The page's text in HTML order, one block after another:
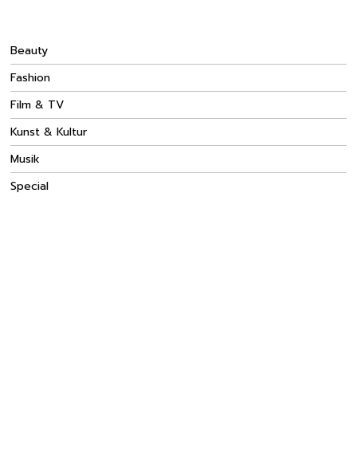
Beauty
Fashion
Film & TV
Kunst & Kultur
Musik
Special